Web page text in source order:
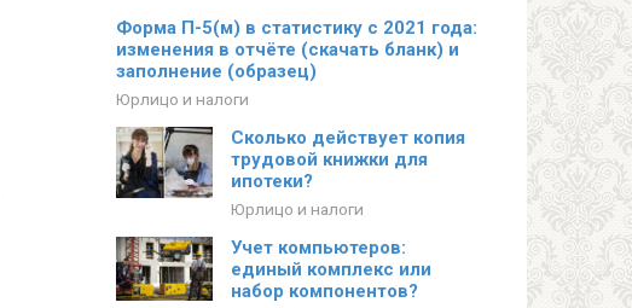
Форма П-5(м) в статистику с 2021 года:
изменения в отчёте (скачать бланк) и
заполнение (образец)
Юрлицо и налоги
Сколько действует копия
трудовой книжки для
ипотеки?
Юрлицо и налоги
Учет компьютеров:
единый комплекс или
набор компонентов?